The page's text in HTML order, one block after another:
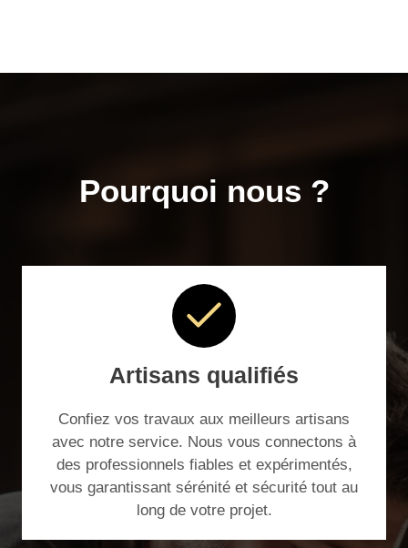
Pourquoi nous ?
Artisans qualifiés
Confiez vos travaux aux meilleurs artisans
avec notre service. Nous vous connectons à
des professionnels fiables et expérimentés,
vous garantissant sérénité et sécurité tout au
long de votre projet.